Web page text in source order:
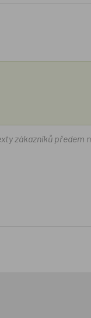
zákazníků předem